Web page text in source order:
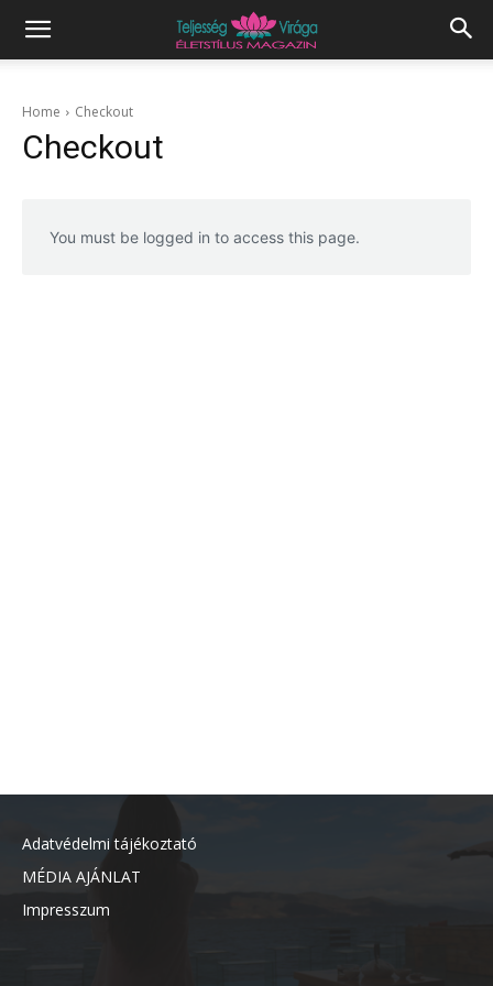
Home Checkout
Checkout
You must be logged in to access this page.
Adatvédelmi tájékoztató
MÉDIA AJÁNLAT
Impresszum